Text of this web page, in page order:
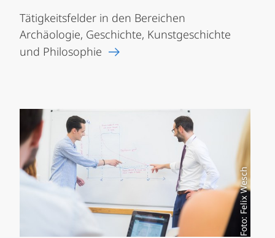
Tätigkeitsfelder in den Bereichen
Archäologie, Geschichte, Kunstgeschichte
und Philosophie
Foto: Felix Wesch